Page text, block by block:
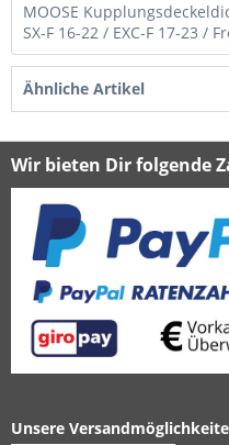
MOOSE
SX-F 16-22 / EXC-F 17-23 /
Ähnliche Artikel
Wir bieten Dir folgende
Unsere